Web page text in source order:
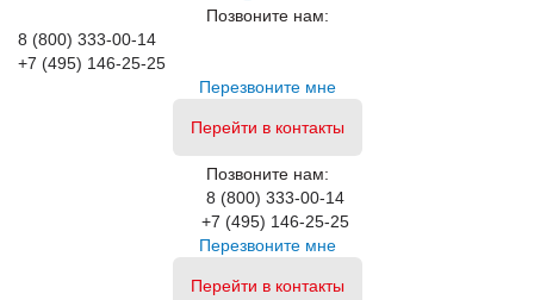
Позвоните нам:
8 (800) 333-00-14
+7 (495) 146-25-25
Перезвоните мне
Перейти в контакты
Позвоните нам:
8 (800) 333-00-14
+7 (495) 146-25-25
Перезвоните мне
Перейти в контакты